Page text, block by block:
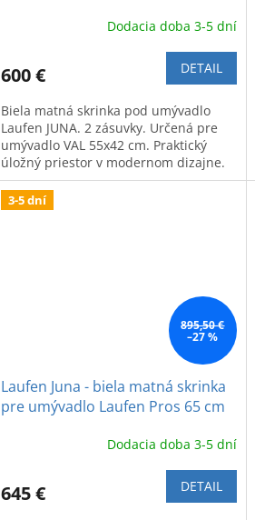
Dodacia doba 3-5 dní
600 € DETAIL
Biela matná skrinka pod umývadlo
Laufen JUNA. 2 zásuvky. Určená pre
umývadlo VAL 55x42 cm. Praktický
úložný priestor v modernom dizajne.
3-5 dní
895,50 €
–27 %
Laufen Juna - biela matná skrinka
pre umývadlo Laufen Pros 65 cm
Dodacia doba 3-5 dní
645 € DETAIL